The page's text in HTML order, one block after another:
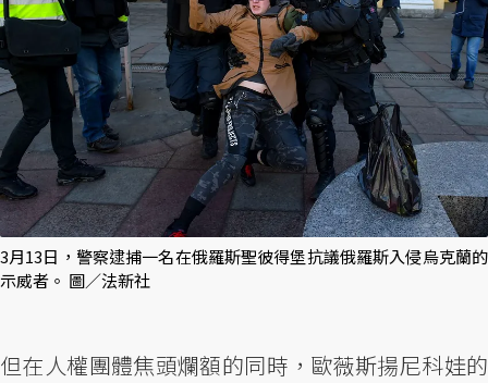
3月13日，警察逮捕一名在俄羅斯聖彼得堡抗議俄羅斯入侵烏克蘭的
示威者。 圖／法新社
但在人權團體焦頭爛額的同時，歐薇斯揚尼科娃的